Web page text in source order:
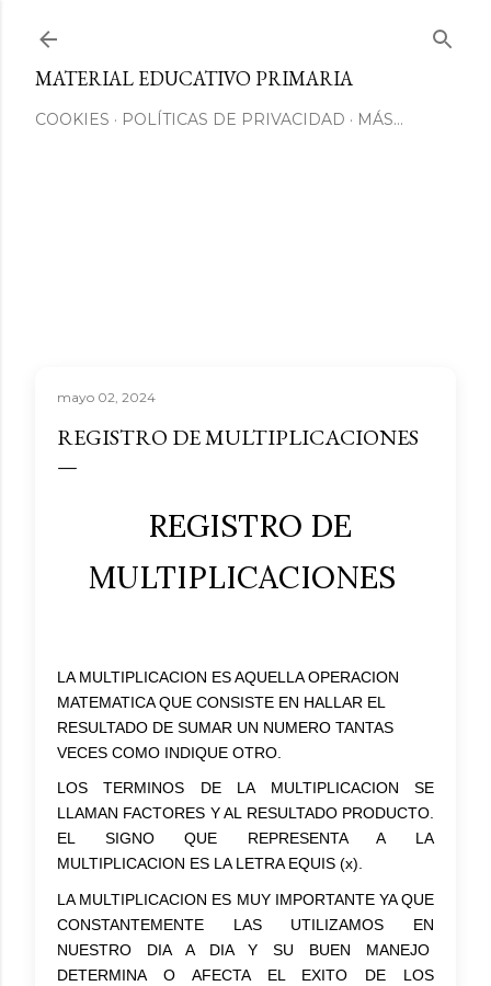
MATERIAL EDUCATIVO PRIMARIA
COOKIES POLÍTICAS DE PRIVACIDAD MÁS…
mayo 02, 2024
REGISTRO DE MULTIPLICACIONES
REGISTRO DE
MULTIPLICACIONES
LA MULTIPLICACION ES AQUELLA OPERACION
MATEMATICA QUE CONSISTE EN HALLAR EL
RESULTADO DE SUMAR UN NUMERO TANTAS
VECES COMO INDIQUE OTRO.
LOS TERMINOS DE LA MULTIPLICACION SE
LLAMAN FACTORES Y AL RESULTADO PRODUCTO.
EL SIGNO QUE REPRESENTA A LA
MULTIPLICACION ES LA LETRA EQUIS (x).
LA MULTIPLICACION ES MUY IMPORTANTE YA QUE
CONSTANTEMENTE LAS UTILIZAMOS EN
NUESTRO DIA A DIA Y SU BUEN MANEJO
DETERMINA O AFECTA EL EXITO DE LOS